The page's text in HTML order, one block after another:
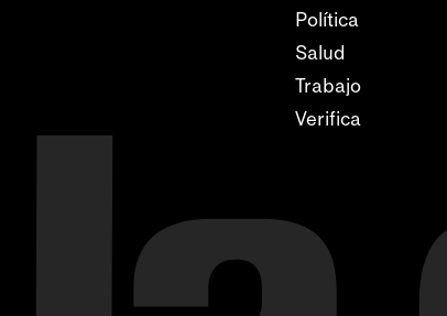
Política
Salud
Trabajo
Verifica